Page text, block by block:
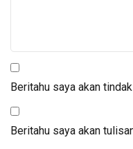
Beritahu saya akan
Beritahu saya akan